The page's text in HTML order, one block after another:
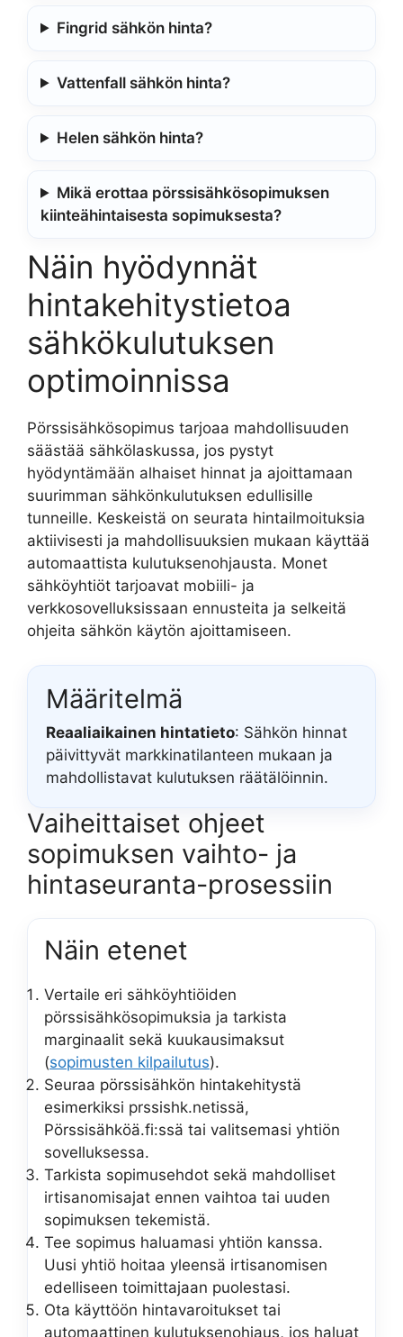
Fingrid sähkön hinta?
Vattenfall sähkön hinta?
Helen sähkön hinta?
Mikä erottaa pörssisähkösopimuksen
kiinteähintaisesta sopimuksesta?
Näin hyödynnät
hintakehitystietoa
sähkökulutuksen
optimoinnissa
Pörssisähkösopimus tarjoaa mahdollisuuden
säästää sähkölaskussa, jos pystyt
hyödyntämään alhaiset hinnat ja ajoittamaan
suurimman sähkönkulutuksen edullisille
tunneille. Keskeistä on seurata hintailmoituksia
aktiivisesti ja mahdollisuuksien mukaan käyttää
automaattista kulutuksenohjausta. Monet
sähköyhtiöt tarjoavat mobiili- ja
verkkosovelluksissaan ennusteita ja selkeitä
ohjeita sähkön käytön ajoittamiseen.
Määritelmä
Reaaliaikainen hintatieto: Sähkön hinnat
päivittyvät markkinatilanteen mukaan ja
mahdollistavat kulutuksen räätälöinnin.
Vaiheittaiset ohjeet
sopimuksen vaihto- ja
hintaseuranta-prosessiin
Näin etenet
Vertaile eri sähköyhtiöiden
pörssisähkösopimuksia ja tarkista
marginaalit sekä kuukausimaksut
(sopimusten kilpailutus).
Seuraa pörssisähkön hintakehitystä
esimerkiksi prssishk.netissä,
Pörssisähköä.fi:ssä tai valitsemasi yhtiön
sovelluksessa.
Tarkista sopimusehdot sekä mahdolliset
irtisanomisajat ennen vaihtoa tai uuden
sopimuksen tekemistä.
Tee sopimus haluamasi yhtiön kanssa.
Uusi yhtiö hoitaa yleensä irtisanomisen
edelliseen toimittajaan puolestasi.
Ota käyttöön hintavaroitukset tai
automaattinen kulutuksenohjaus, jos haluat